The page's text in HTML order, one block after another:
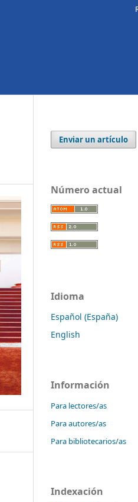
Enviar un artículo
Número actual
Idioma
Español (España)
English
Información
Para lectores/as
Para autores/as
Para bibliotecarios/as
Indexación